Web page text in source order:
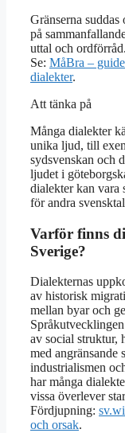
Gränserna suddas
på
uttal och ordförråd.
Se: MåBra –
dialekter.
Att tänka på
Många dialekter
unika ljud, till
sydsvenskan och
ljudet i
dialekter kan vara
för andra
Varför finns
Sverige?
Dialekternas
av historisk
mellan byar och
av social struktur,
med angränsande
industrialismen
har många
vissa överlever
Fördjupning:
och orsak.